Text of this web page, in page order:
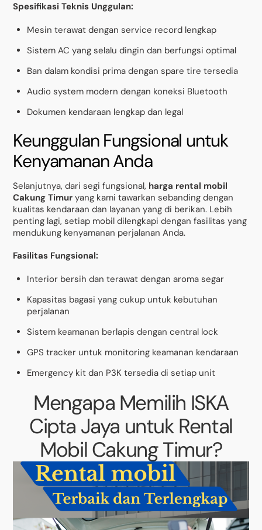
Spesifikasi Teknis Unggulan:
Mesin terawat dengan service record lengkap
Sistem AC yang selalu dingin dan berfungsi optimal
Ban dalam kondisi prima dengan spare tire tersedia
Audio system modern dengan koneksi Bluetooth
Dokumen kendaraan lengkap dan legal
Keunggulan Fungsional untuk
Kenyamanan Anda
Selanjutnya, dari segi fungsional, harga rental mobil
Cakung Timur yang kami tawarkan sebanding dengan
kualitas kendaraan dan layanan yang di berikan. Lebih
penting lagi, setiap mobil dilengkapi dengan fasilitas yang
mendukung kenyamanan perjalanan Anda.
Fasilitas Fungsional:
Interior bersih dan terawat dengan aroma segar
Kapasitas bagasi yang cukup untuk kebutuhan
perjalanan
Sistem keamanan berlapis dengan central lock
GPS tracker untuk monitoring keamanan kendaraan
Emergency kit dan P3K tersedia di setiap unit
Mengapa Memilih ISKA
Cipta Jaya untuk Rental
Mobil Cakung Timur?